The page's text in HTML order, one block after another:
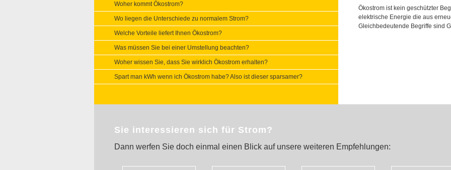
Woher kommt Ökostrom?
Wo liegen die Unterschiede zu normalem Strom?
Welche Vorteile liefert Ihnen Ökostrom?
Was müssen Sie bei einer Umstellung beachten?
Woher wissen Sie, dass Sie wirklich Ökostrom erhalten?
Spart man kWh wenn ich Ökostrom habe? Also ist dieser sparsamer?
Ökostrom ist kein geschützter
elektrische Energie die aus
Gleichbedeutende Begriffe sind
Sie interessieren sich für Strom?
Dann werfen Sie doch einmal einen Blick auf unsere weiteren Empfehlungen: